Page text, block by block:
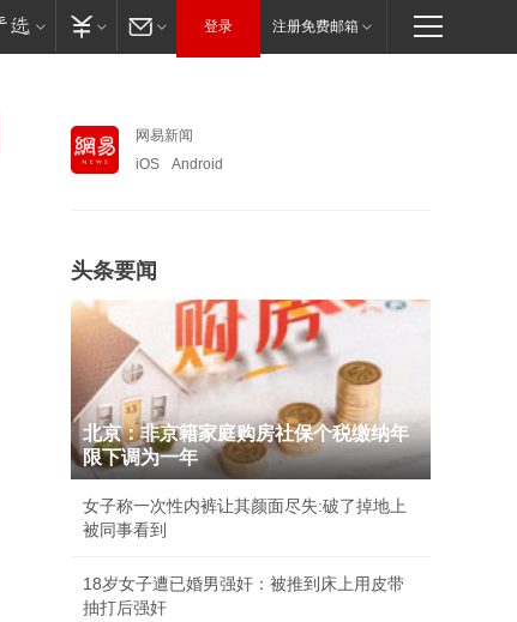
登录 注册免费邮箱
网易新闻
iOS
Android
头条要闻
北京：非京籍家庭购房社保个税缴纳年
限下调为一年
女子称一次性内裤让其颜面尽失:破了掉地上
被同事看到
18岁女子遭已婚男强奸：被推到床上用皮带
抽打后强奸